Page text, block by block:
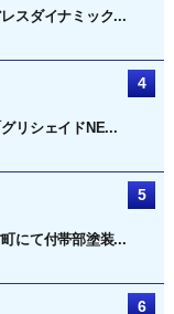
スダイナミック...
リシェイドNE...
にて付帯部塗装...